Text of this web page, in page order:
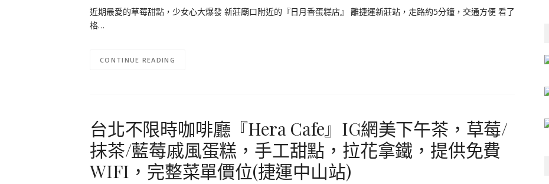
近期最愛的草莓甜點，少女心大爆發 新莊廟口附近的『日月香蛋糕店』 離捷運新莊站，走路約5分鐘，交通方便 看了
格…
CONTINUE READING
台北不限時咖啡廳『Hera Cafe』IG網美下午茶，草莓/
抹茶/藍莓戚風蛋糕，手工甜點，拉花拿鐵，提供免費
WIFI，完整菜單價位(捷運中山站)